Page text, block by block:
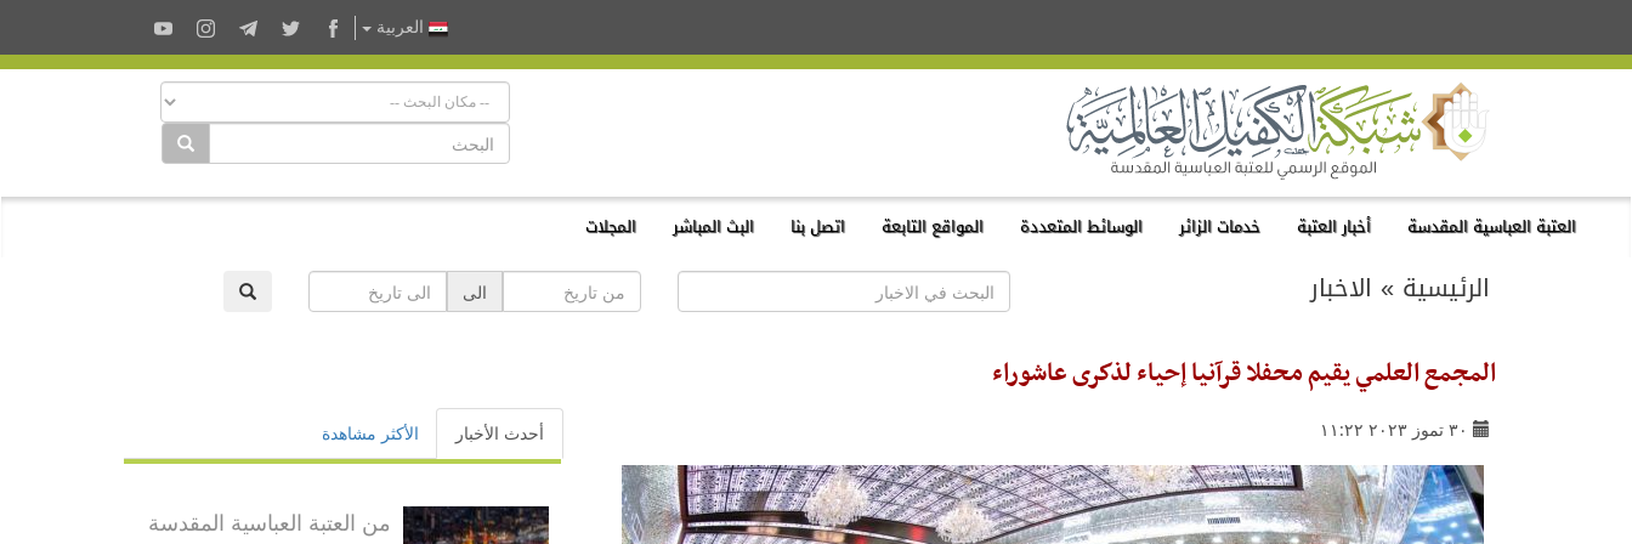
العربية
العتبة العباسية المقدسة أخبار العتبة خدمات الزائر الوسائط المتعددة المواقع التابعة اتصل بنا البث المباشر المجلات
الرئيسية » الاخبار الى
المجمع العلمي يقيم محفلا قرآنيا إحياء لذكرى عاشوراء
٣٠ تموز ٢٠٢٣ ١١:٢٢ أحدث الأخبار الأكثر مشاهدة
من العتبة العباسية المقدسة